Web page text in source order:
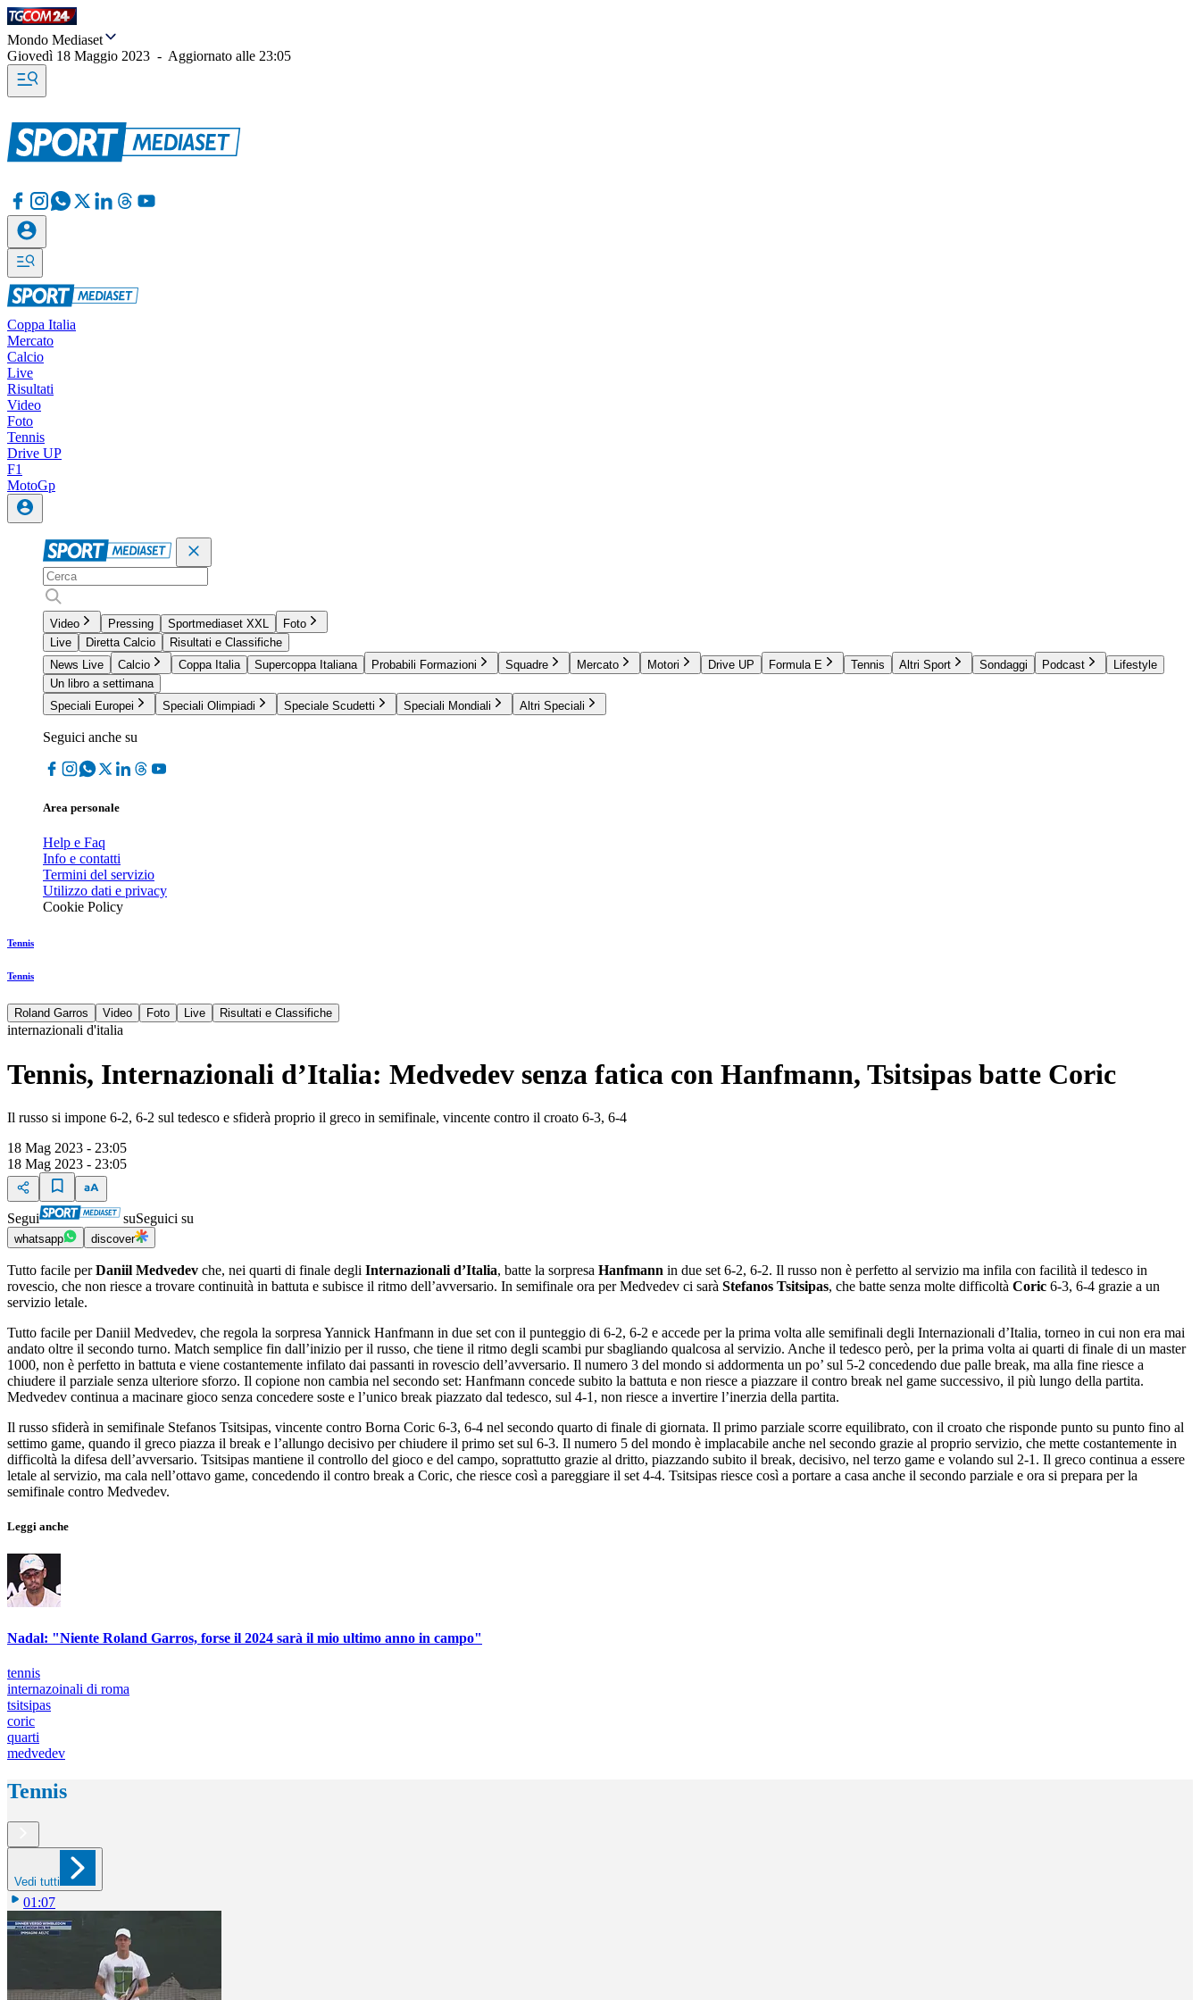
Mondo Mediaset
Giovedì 18 Maggio 2023 - Aggiornato alle 23:05
Coppa Italia
Mercato
Calcio
Live
Risultati
Video
Foto
Tennis
Drive UP
F1
MotoGp
Video Pressing Sportmediaset XXL
Foto
Live
Diretta Calcio
Risultati e Classifiche
News Live
Calcio Coppa Italia Supercoppa Italiana Probabili Formazioni Squadre Mercato Motori Drive UP Formula E Tennis Altri Sport Sondaggi Podcast
Lifestyle
Un libro a settimana
Speciali Europei
Speciali Olimpiadi Speciale Scudetti Speciali Mondiali Altri Speciali
Seguici anche su
Area personale
Help e Faq
Info e contatti
Termini del servizio
Utilizzo dati e privacy
Cookie Policy
Tennis
Tennis
Roland Garros Video Foto Live Risultati e Classifiche
internazionali d'italia
Tennis, Internazionali d’Italia: Medvedev senza fatica con Hanfmann, Tsitsipas batte Coric
Il russo si impone 6-2, 6-2 sul tedesco e sfiderà proprio il greco in semifinale, vincente contro il croato 6-3, 6-4
18 Mag 2023 - 23:05
18 Mag 2023 - 23:05
Segui suSeguici su
whatsapp discover
Tutto facile perDaniil Medvedev che, nei quarti di finale degli Internazionali d’Italia, batte la sorpresa Hanfmann in due set 6-2, 6-2. Il russo non è perfetto al servizio ma infila con facilità il tedesco in
rovescio, che non riesce a trovare continuità in battuta e subisce il ritmo dell’avversario. In semifinale ora per Medvedev ci sarà Stefanos Tsitsipas, che batte senza molte difficoltà Coric 6-3, 6-4 grazie a un
servizio letale.
Tutto facile per Daniil Medvedev, che regola la sorpresa Yannick Hanfmann in due set con il punteggio di 6-2, 6-2 e accede per la prima volta alle semifinali degli Internazionali d’Italia, torneo in cui non era mai
andato oltre il secondo turno. Match semplice fin dall’inizio per il russo, che tiene il ritmo degli scambi pur sbagliando qualcosa al servizio. Anche il tedesco però, per la prima volta ai quarti di finale di un master
1000, non è perfetto in battuta e viene costantemente infilato dai passanti in rovescio dell’avversario. Il numero 3 del mondo si addormenta un po’ sul 5-2 concedendo due palle break, ma alla fine riesce a
chiudere il parziale senza ulteriore sforzo. Il copione non cambia nel secondo set: Hanfmann concede subito la battuta e non riesce a piazzare il contro break nel game successivo, il più lungo della partita.
Medvedev continua a macinare gioco senza concedere soste e l’unico break piazzato dal tedesco, sul 4-1, non riesce a invertire l’inerzia della partita.
Il russo sfiderà in semifinale Stefanos Tsitsipas, vincente contro Borna Coric 6-3, 6-4 nel secondo quarto di finale di giornata. Il primo parziale scorre equilibrato, con il croato che risponde punto su punto fino al
settimo game, quando il greco piazza il break e l’allungo decisivo per chiudere il primo set sul 6-3. Il numero 5 del mondo è implacabile anche nel secondo grazie al proprio servizio, che mette costantemente in
difficoltà la difesa dell’avversario. Tsitsipas mantiene il controllo del gioco e del campo, soprattutto grazie al dritto, piazzando subito il break, decisivo, nel terzo game e volando sul 2-1. Il greco continua a essere
letale al servizio, ma cala nell’ottavo game, concedendo il contro break a Coric, che riesce così a pareggiare il set 4-4. Tsitsipas riesce così a portare a casa anche il secondo parziale e ora si prepara per la
semifinale contro Medvedev.
Leggi anche
Nadal: "Niente Roland Garros, forse il 2024 sarà il mio ultimo anno in campo"
tennis
internazoinali di roma
tsitsipas
coric
quarti
medvedev
Tennis
Vedi tutti
01:07